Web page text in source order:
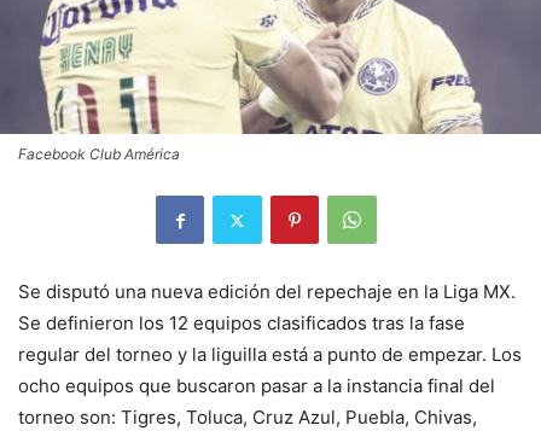
Facebook Club América
Se disputó una nueva edición del repechaje en la Liga MX.
Se definieron los 12 equipos clasificados tras la fase
regular del torneo y la liguilla está a punto de empezar. Los
ocho equipos que buscaron pasar a la instancia final del
torneo son: Tigres, Toluca, Cruz Azul, Puebla, Chivas,